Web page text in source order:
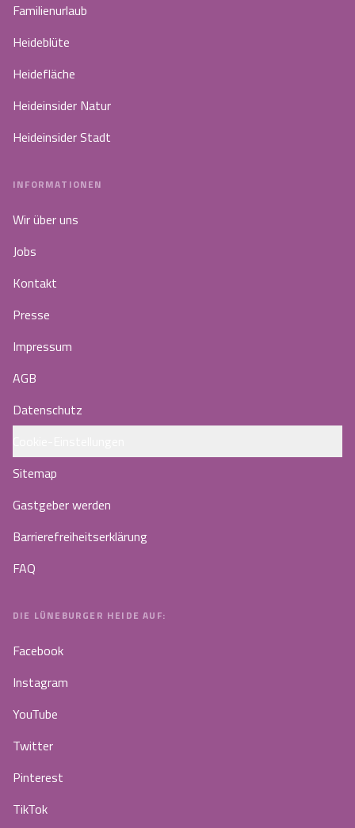
Familienurlaub
Heideblüte
Heidefläche
Heideinsider Natur
Heideinsider Stadt
INFORMATIONEN
Wir über uns
Jobs
Kontakt
Presse
Impressum
AGB
Datenschutz
Sitemap
Gastgeber werden
Barrierefreiheitserklärung
FAQ
DIE LÜNEBURGER HEIDE AUF:
Facebook
Instagram
YouTube
Twitter
Pinterest
TikTok